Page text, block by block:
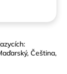
Čeština,